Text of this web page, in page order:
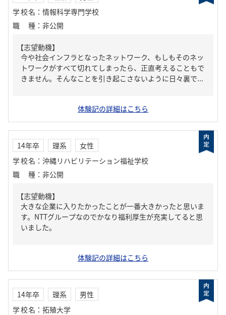
学校名 ： 情報科学専門学校
職種 ： 非公開
【志望動機】
今や社会インフラとなったネットワーク、もしもそのネッ
トワークがすべて切れてしまったら、正直考えることもで
きません。そんなことを引き起こさないように日々裏で...
体験記の詳細はこちら
14年卒 理系
女性
学校名 ： 沖縄リハビリテーション福祉学校
職種 ： 非公開
【志望動機】
大きな企業に入りたかったことが一番大きかったと思いま
す。NTTグループなのでかなり福利厚生が充実してると思
いました。
体験記の詳細はこちら
14年卒 理系
男性
学校名 ： 拓殖大学